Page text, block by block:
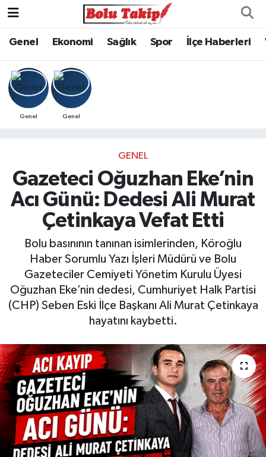
Genel Ekonomi Sağlık Spor İlçe Haberleri
Genel Genel
GENEL
Gazeteci Oğuzhan Eke’nin
Acı Günü: Dedesi Ali Murat
Çetinkaya Vefat Etti
Bolu basınının tanınan isimlerinden, Köroğlu
Haber Sorumlu Yazı İşleri Müdürü ve Bolu
Gazeteciler Cemiyeti Yönetim Kurulu Üyesi
Oğuzhan Eke’nin dedesi, Cumhuriyet Halk Partisi
(CHP) Seben Eski İlçe Başkanı Ali Murat Çetinkaya
hayatını kaybetti.